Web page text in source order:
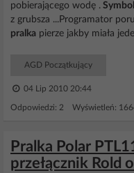
pobierającego wodę .
z grubsza ...Programator
pralka pierze jakby miała
AGD Początkujący
04 Lip 2010 20:44
Odpowiedzi: 2 Wyświetleń:
Pralka Polar
przełącznik Rold